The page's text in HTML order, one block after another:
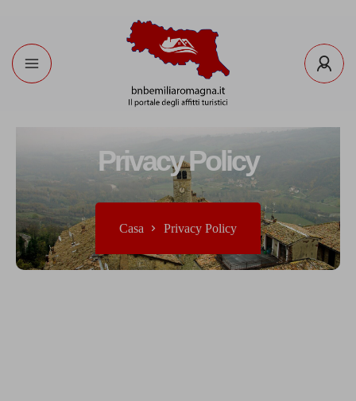
Privacy Policy
Casa Privacy Policy​